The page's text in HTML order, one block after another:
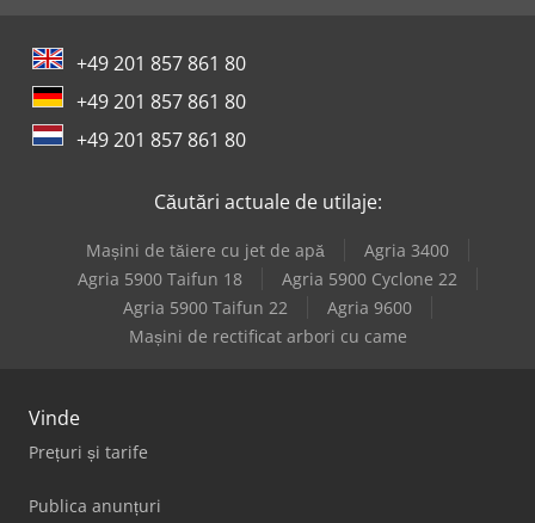
+49 201 857 861 80
+49 201 857 861 80
+49 201 857 861 80
Căutări actuale de utilaje:
Mașini de tăiere cu jet de apă
Agria 3400
Agria 5900 Taifun 18
Agria 5900 Cyclone 22
Agria 5900 Taifun 22
Agria 9600
Mașini de rectificat arbori cu came
Vinde
Prețuri și tarife
Publica anunțuri